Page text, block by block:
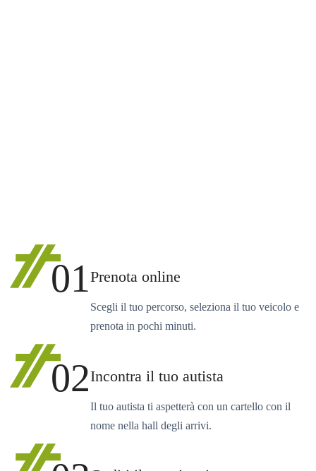
01Prenota online
Scegli il tuo percorso, seleziona il tuo veicolo e
prenota in pochi minuti.
02Incontra il tuo autista
Il tuo autista ti aspetterà con un cartello con il
nome nella hall degli arrivi.